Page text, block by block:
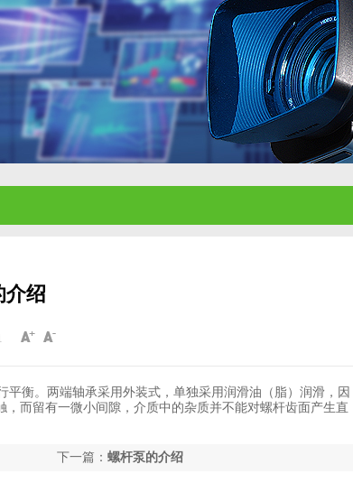
介绍
衡。两端轴承采用外装式，单独采用润滑油（脂）润滑，因
而留有一微小间隙，介质中的杂质并不能对螺杆齿面产生直
下一篇： 螺杆泵的介绍